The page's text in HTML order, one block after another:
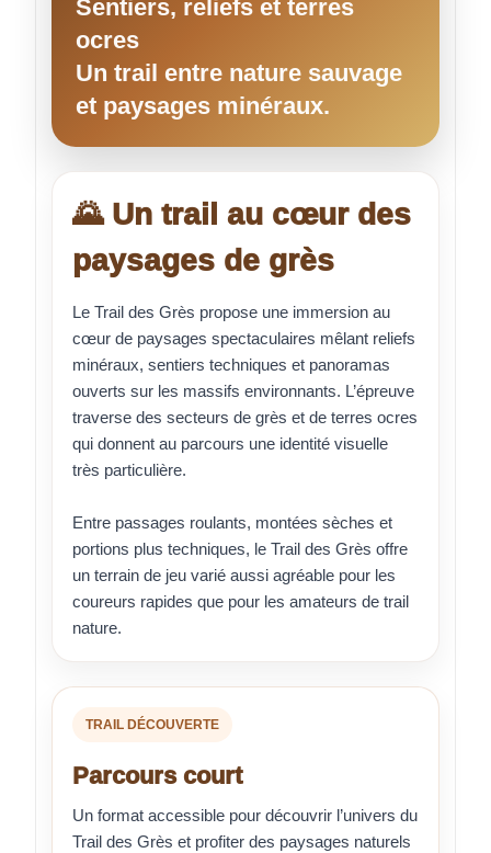
Sentiers, reliefs et terres
ocres
Un trail entre nature sauvage
et paysages minéraux.
🌄 Un trail au cœur des
paysages de grès
Le Trail des Grès propose une immersion au
cœur de paysages spectaculaires mêlant reliefs
minéraux, sentiers techniques et panoramas
ouverts sur les massifs environnants. L’épreuve
traverse des secteurs de grès et de terres ocres
qui donnent au parcours une identité visuelle
très particulière.
Entre passages roulants, montées sèches et
portions plus techniques, le Trail des Grès offre
un terrain de jeu varié aussi agréable pour les
coureurs rapides que pour les amateurs de trail
nature.
TRAIL DÉCOUVERTE
Parcours court
Un format accessible pour découvrir l’univers du
Trail des Grès et profiter des paysages naturels